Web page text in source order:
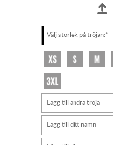
Välj storlek på tröjan:*
Lägg till andra tröja
Lägg till ditt namn